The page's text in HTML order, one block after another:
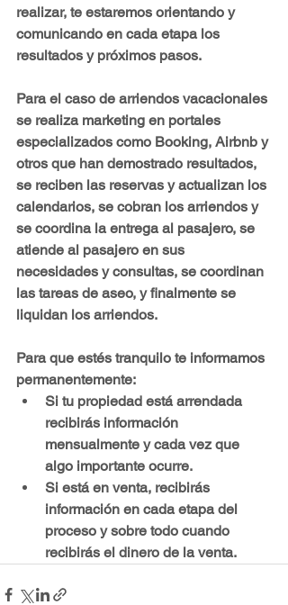
realizar, te estaremos orientando y
comunicando en cada etapa los
resultados y próximos pasos.
Para el caso de arriendos vacacionales
se realiza marketing en portales
especializados como Booking, Airbnb y
otros que han demostrado resultados,
se reciben las reservas y actualizan los
calendarios, se cobran los arriendos y
se coordina la entrega al pasajero, se
atiende al pasajero en sus
necesidades y consultas, se coordinan
las tareas de aseo, y finalmente se
liquidan los arriendos.
Para que estés tranquilo te informamos
permanentemente:
Si tu propiedad está arrendada
recibirás información
mensualmente y cada vez que
algo importante ocurre.
Si está en venta, recibirás
información en cada etapa del
proceso y sobre todo cuando
recibirás el dinero de la venta.